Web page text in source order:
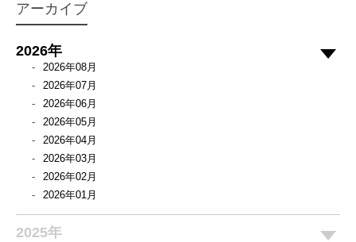
アーカイブ
2026年
2026年08月
2026年07月
2026年06月
2026年05月
2026年04月
2026年03月
2026年02月
2026年01月
2025年